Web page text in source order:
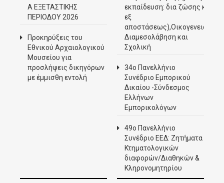
Α ΕΞΕΤΑΣΤΙΚΗΣ
ΠΕΡΙΟΔΟΥ 2026
Προκηρύξεις του
Εθνικού Αρχαιολογικού
Μουσείου για
προσλήψεις δικηγόρων
με έμμισθη εντολή
εκπαίδευση: δια ζώσης και
εξ
αποστάσεως),Οικογενειακή
Διαμεσολάβηση και
Σχολική
34ο Πανελλήνιο
Συνέδριο Εμπορικού
Δικαίου -Σύνδεσμος
Ελλήνων
Εμπορικολόγων
49ο Πανελλήνιο
Συνέδριο ΕΕΔ: Ζητήματα
Κτηματολογικών
διαφορών/Διαθηκών &
Κληρονομητηρίου